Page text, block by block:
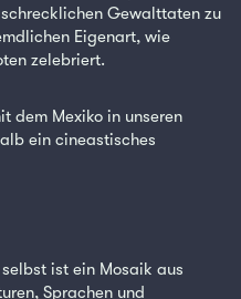
Gewalttaten zu
Eigenart, wie
zelebriert.
dem Mexiko in unseren
ein cineastisches
ist ein Mosaik aus
Sprachen und